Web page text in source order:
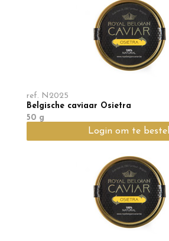
ref. N2025
Belgische caviaar Osietra
50 g
Login om te